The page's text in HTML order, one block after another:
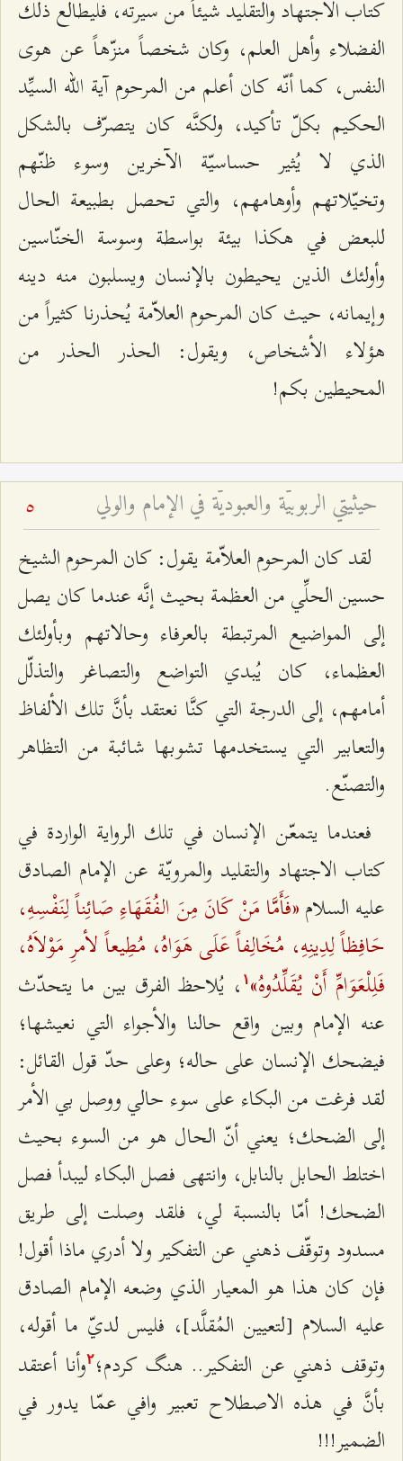
كتاب الاجتهاد والتقليد شيئاً من سيرته، فليطالع ذلك
الفضلاء وأهل العلم، وكان شخصاً منزّهاً عن هوى
النفس، كما أنّه كان أعلم من المرحوم آية الله السيِّد
الحكيم بكلّ تأكيد، ولكنَّه كان يتصرّف بالشكل
الذي لا يُثير حساسيّة الآخرين وسوء ظنّهم
وتخيّلاتهم وأوهامهم، والتي تحصل بطبيعة الحال
للبعض في هكذا بيئة بواسطة وسوسة الخنّاسين
وأولئك الذين يحيطون بالإنسان ويسلبون منه دينه
وإيمانه، حيث كان المرحوم العلاّمة يُحذرنا كثيراً من
هؤلاء الأشخاص، ويقول: الحذر الحذر من
المحيطين بكم!
حيثيتي الربوبيّة والعبوديّة في الإمام والولي 5
لقد كان المرحوم العلاّمة يقول: كان المرحوم الشيخ
حسين الحلِّي من العظمة بحيث إنَّه عندما كان يصل
إلى المواضيع المرتبطة بالعرفاء وحالاتهم وبأولئك
العظماء، كان يُبدي التواضع والتصاغر والتذلّل
أمامهم، إلى الدرجة التي كنَّا نعتقد بأنَّ تلك الألفاظ
والتعابير التي يستخدمها تشوبها شائبة من التظاهر
والتصنّع.
فعندما يتمعّن الإنسان في تلك الرواية الواردة في
كتاب الاجتهاد والتقليد والمرويّة عن الإمام الصادق
عليه السلام«فَأَمَّا مَنْ كَانَ مِنَ الفُقَهَاءِ صَائِناً لِنَفْسِهِ،
حَافِظاً لِدِينِهِ، مُخَالِفاً عَلَی هَوَاهُ، مُطِيعاً لأمرِ مَوْلاَهُ،
فَلِلْعَوَامِّ أَنْ يُقَلِّدُوهُ» ۱ ، يُلاحظ الفرق بين ما يتحدّث
عنه الإمام وبين واقع حالنا والأجواء التي نعيشها؛
فيضحك الإنسان على حاله؛ وعلى حدّ قول القائل:
لقد فرغت من البكاء على سوء حالي ووصل بي الأمر
إلى الضحك؛ يعني أنّ الحال هو من السوء بحيث
اختلط الحابل بالنابل، وانتهى فصل البكاء ليبدأ فصل
الضحك! أمّا بالنسبة لي، فلقد وصلت إلى طريق
مسدود وتوقّف ذهني عن التفكير ولا أدري ماذا أقول!
فإن كان هذا هو المعيار الذي وضعه الإمام الصادق
عليه السلام [لتعيين المُقلَّد]، فليس لديّ ما أقوله،
وتوقف ذهني عن التفكير.. هنگ كردم؛٢وأنا أعتقد
بأنَّ في هذه الاصطلاح تعبير وافي عمّا يدور في
الضمير!!!